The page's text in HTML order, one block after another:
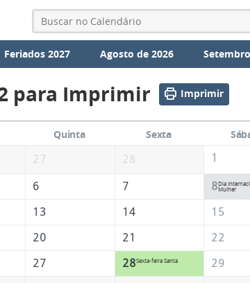
Feriados 2027 Agosto de 2026
para Imprimir Imprimir
Quinta Sexta
27 28 1
6 7 8Dia
Mulher
13 14
15
20 21
22
27 28Sexta-feira Santa
29